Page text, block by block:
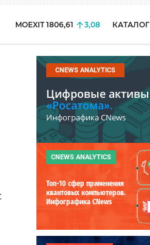
MOEXIT 1806,61 3,08 КАТАЛОГ
CNEWS ANALYTICS
Цифровые активы
«Росатома».
Инфографика CNews
CNEWS ANALYTICS
Топ-10 сфер применения
квантовых компьютеров.
Инфографика CNews